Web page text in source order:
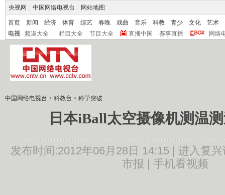
央视网 中国网络电视台 网站地图
首页 新闻 经济 体育 综艺 春晚 戏曲 音乐 科教 青少 文化
艺术
电视
频道大全 栏目大全 节目大全 直播中国 赛事直播 网络
中国网络电视台 > 科教台 > 科学突破
日本iBall太空摄像机测温
发布时间:2012年06月28日 14:15 | 进入复兴
市报 | 手机看视频